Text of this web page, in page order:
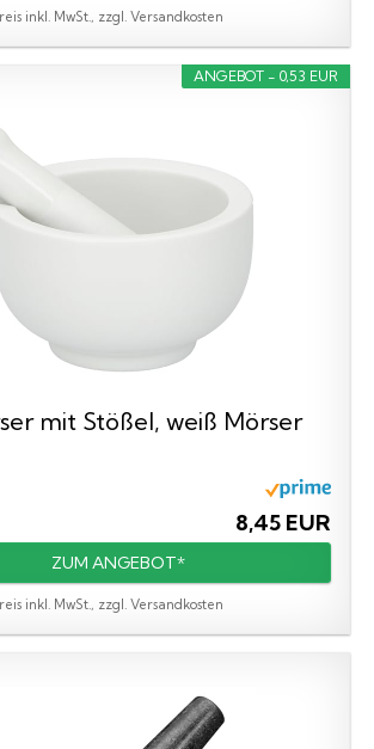
inkl. MwSt., zzgl. Versandkosten
ANGEBOT - 0,53 EUR
mit Stößel, weiß Mörser
8,45 EUR
ZUM ANGEBOT*
inkl. MwSt., zzgl. Versandkosten